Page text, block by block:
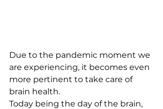
Due to the pandemic moment we
are experiencing, it becomes even
more pertinent to take care of
brain health.
Today being the day of the brain,